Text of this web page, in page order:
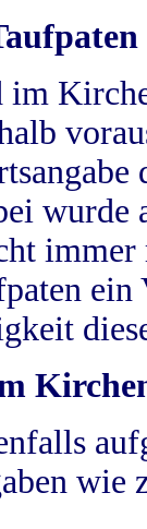
im
wurde
wie